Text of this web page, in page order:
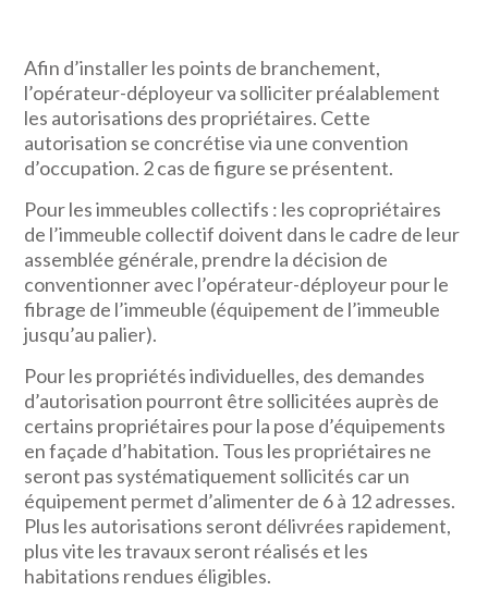
Afin d’installer les points de branchement,
l’opérateur-déployeur va solliciter préalablement
les autorisations des propriétaires. Cette
autorisation se concrétise via une convention
d’occupation. 2 cas de figure se présentent.
Pour les immeubles collectifs : les copropriétaires
de l’immeuble collectif doivent dans le cadre de leur
assemblée générale, prendre la décision de
conventionner avec l’opérateur-déployeur pour le
fibrage de l’immeuble (équipement de l’immeuble
jusqu’au palier).
Pour les propriétés individuelles, des demandes
d’autorisation pourront être sollicitées auprès de
certains propriétaires pour la pose d’équipements
en façade d’habitation. Tous les propriétaires ne
seront pas systématiquement sollicités car un
équipement permet d’alimenter de 6 à 12 adresses.
Plus les autorisations seront délivrées rapidement,
plus vite les travaux seront réalisés et les
habitations rendues éligibles.